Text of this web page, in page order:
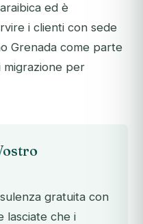
ed è
i clienti con sede
Grenada come parte
migrazione per
gratuita con
lasciate che i